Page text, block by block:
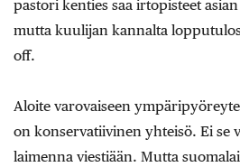
pastori kenties saa irtopisteet
mutta kuulijan kannalta
off.
Aloite varovaiseen
on konservatiivinen yhteisö. Ei se
laimenna viestiään. Mutta